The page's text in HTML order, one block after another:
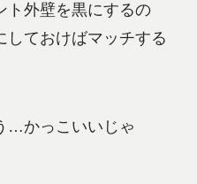
ト外壁を黒にするの
しておけばマッチする
…かっこいいじゃ